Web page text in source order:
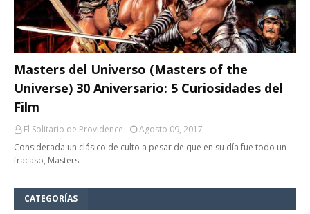
Masters del Universo (Masters of the
Universe) 30 Aniversario: 5 Curiosidades del
Film
El Solitario de Providence
Agosto 09, 2017
Considerada un clásico de culto a pesar de que en su día fue todo un
fracaso, Masters…
CATEGORÍAS